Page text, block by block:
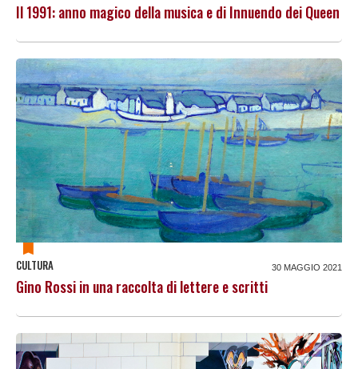
Il 1991: anno magico della musica e di Innuendo dei Queen
CULTURA 30 MAGGIO 2021
Gino Rossi in una raccolta di lettere e scritti